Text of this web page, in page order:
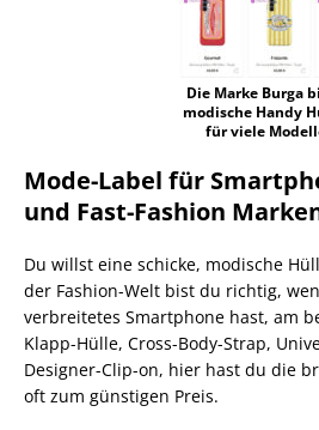
Die Marke Burga
modische Handy
für viele
Mode-Label für
und Fast-Fashion
Du willst eine schicke, modische
der Fashion-Welt bist du richtig,
verbreitetes Smartphone hast, am
Klapp-Hülle, Cross-Body-Strap,
Designer-Clip-on, hier hast du die
oft zum günstigen Preis.